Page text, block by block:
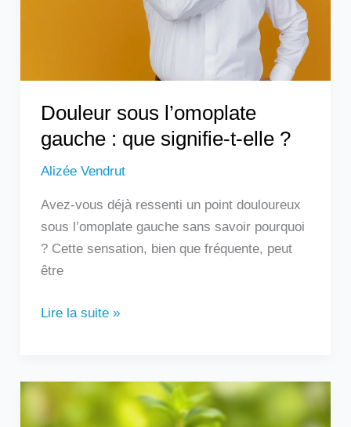
Douleur sous l’omoplate
gauche : que signifie-t-elle ?
Alizée Vendrut
Avez-vous déjà ressenti un point douloureux
sous l’omoplate gauche sans savoir pourquoi
? Cette sensation, bien que fréquente, peut
être
?
Lire la suite »
Peut-